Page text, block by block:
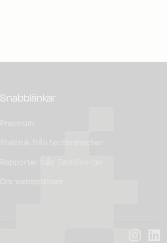
Snabblänkar
Pressrum
Statistik från techbranschen
Rapporter från TechSverige
Om webbplatsen